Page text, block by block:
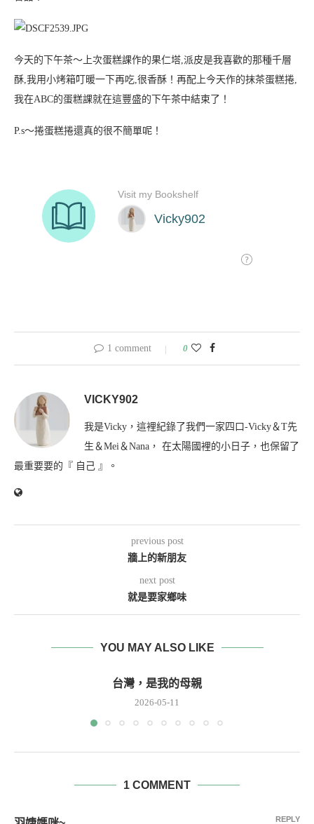
今天的下午茶～上次蛋糕課作的果仁塔,派皮是我喜歡的那種千層
酥,我用小烤箱叮暖一下再吃,很香酥！再配上今天作的抹茶蛋糕捲,
我在ABC的蛋糕課就在這豐盛的下午茶中結束了！
P.s～捲蛋糕捲還真的很不簡單呢！
1 comment 0
VICKY902
我是Vicky，這裡紀錄了我們一家四口-Vicky＆T先
生＆Mei＆Nana， 在太陽國裡的小日子，也保留了
最重要要的『 自己 』。
previous post
牆上的新朋友
next post
就是要家鄉味
YOU MAY ALSO LIKE
台灣，是我的母親
2026-05-11
1 COMMENT
REPLY